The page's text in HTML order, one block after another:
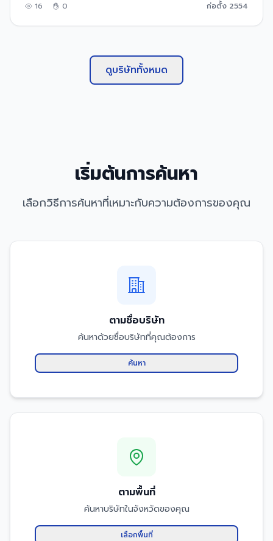
16 0 ก่อตั้ง 2554
ดูบริษัททั้งหมด
เริ่มต้นการค้นหา
เลือกวิธีการค้นหาที่เหมาะกับความต้องการของคุณ
ตามชื่อบริษัท
ค้นหาด้วยชื่อบริษัทที่คุณต้องการ
ค้นหา
ตามพื้นที่
ค้นหาบริษัทในจังหวัดของคุณ
เลือกพื้นที่